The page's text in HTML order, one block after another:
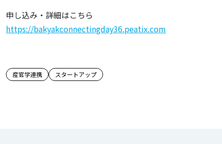
申し込み・詳細はこちら
https://bakyakconnectingday36.peatix.com
この記事のタグ
産官学連携 スタートアップ